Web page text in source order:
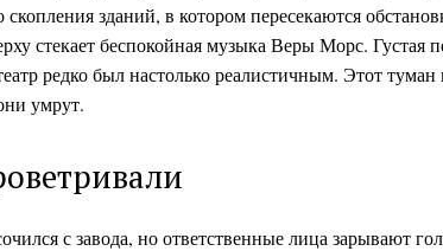
зданий, в котором пересекаются
стекает беспокойная музыка Веры Морс. Густая
редко был настолько реалистичным. Этот
умрут.
с завода, но ответственные лица зарывают